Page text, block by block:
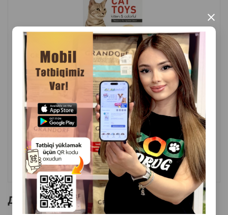
×
( Отзывы)
Масса Цена
Купить
1 шт
4.50
КУПИТЬ
Другие товоры бренда